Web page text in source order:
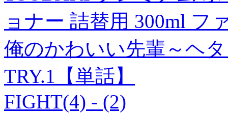
ョナー 詰替用 300ml フ
俺のかわいい先輩～ヘ
TRY.1【単話】
FIGHT(4) - (2)